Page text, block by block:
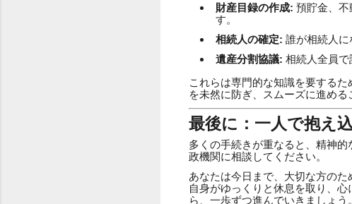
財産目録の作成: 預貯金、不
す。
相続人の確定: 誰が相続人に
遺産分割協議: 相続人全員で
これらは専門的な知識を要する
を未然に防ぎ、スムーズに進める
最後に：一人で抱え
多くの手続きが重なると、精神
政機関に相談してください。
あなたは今日まで、大切な方の
自身がゆっくりと休息を取り、
ら、一歩ずつ進んでいきましょう。